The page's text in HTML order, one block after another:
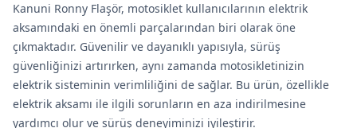
Kanuni Ronny Flaşör, motosiklet kullanıcılarının elektrik
aksamındaki en önemli parçalarından biri olarak öne
çıkmaktadır. Güvenilir ve dayanıklı yapısıyla, sürüş
güvenliğinizi artırırken, aynı zamanda motosikletinizin
elektrik sisteminin verimliliğini de sağlar. Bu ürün, özellikle
elektrik aksamı ile ilgili sorunların en aza indirilmesine
yardımcı olur ve sürüş deneyiminizi iyileştirir.